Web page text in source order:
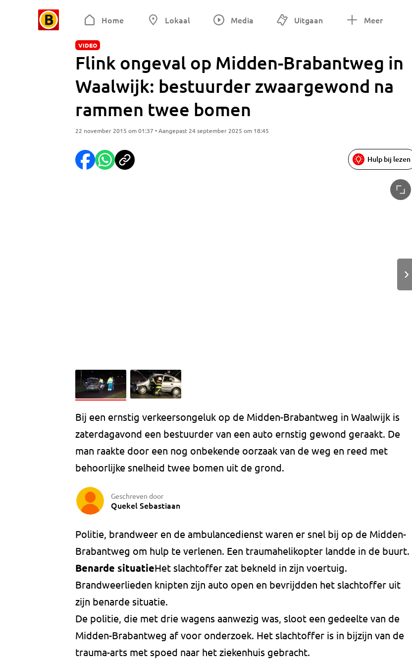
Home Lokaal Media Uitgaan Meer
VIDEO
Flink ongeval op Midden-Brabantweg in
Waalwijk: bestuurder zwaargewond na
rammen twee bomen
22 november 2015 om 01:37 • Aangepast 24 september 2025 om 18:45
Hulp bij lezen
Bij een ernstig verkeersongeluk op de Midden-Brabantweg in Waalwijk is
zaterdagavond een bestuurder van een auto ernstig gewond geraakt. De
man raakte door een nog onbekende oorzaak van de weg en reed met
behoorlijke snelheid twee bomen uit de grond.
Geschreven door
Quekel Sebastiaan
Politie, brandweer en de ambulancedienst waren er snel bij op de Midden-
Brabantweg om hulp te verlenen. Een traumahelikopter landde in de buurt.
Benarde situatieHet slachtoffer zat bekneld in zijn voertuig.
Brandweerlieden knipten zijn auto open en bevrijdden het slachtoffer uit
zijn benarde situatie.
De politie, die met drie wagens aanwezig was, sloot een gedeelte van de
Midden-Brabantweg af voor onderzoek. Het slachtoffer is in bijzijn van de
trauma-arts met spoed naar het ziekenhuis gebracht.